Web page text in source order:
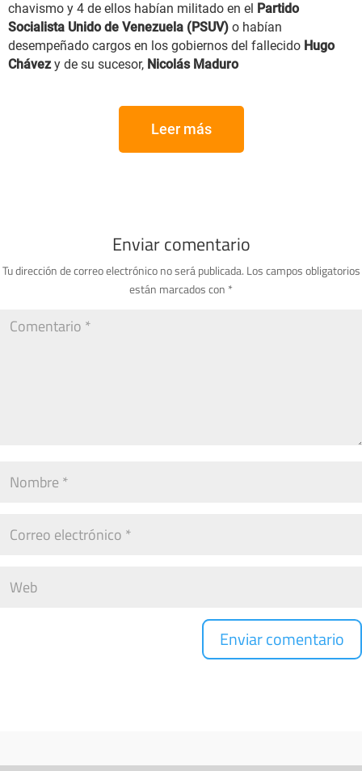
chavismo y 4 de ellos habían militado en el Partido
Socialista Unido de Venezuela (PSUV) o habían
desempeñado cargos en los gobiernos del fallecido Hugo
Chávezy de su sucesor, Nicolás Maduro
Leer más
Enviar comentario
Tu dirección de correo electrónico no será publicada. Los campos obligatorios
están marcados con *